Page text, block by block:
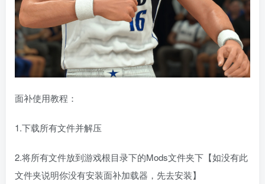
面补使用教程：
1.下载所有文件并解压
2.将所有文件放到游戏根目录下的Mods文件夹下【如没有此
文件夹说明你没有安装面补加载器，先去安装】